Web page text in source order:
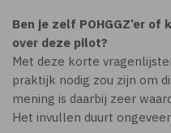
Ben je zelf POHGGZ’er
over deze pilot?
Met deze korte
praktijk nodig zou zijn om
mening is daarbij zeer
Het invullen duurt